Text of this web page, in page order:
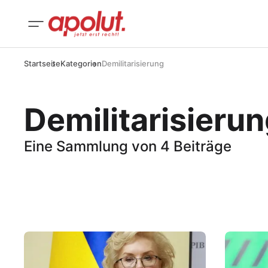
StartseiteKategorienDemilitarisierung
Eine Sammlung von 4 Beiträge